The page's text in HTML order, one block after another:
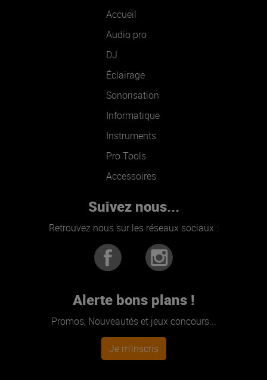
Accueil
Audio pro
DJ
Éclairage
Sonorisation
Informatique
Instruments
Pro Tools
Accessoires
Suivez nous...
Retrouvez nous sur les réseaux sociaux :
Alerte bons plans !
Promos, Nouveautés et jeux concours...
Je m'inscris